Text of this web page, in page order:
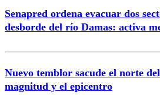
Correo
Senapred ordena evacuar dos
desborde del río Damas: activa
Nuevo temblor sacude el norte
magnitud y el epicentro